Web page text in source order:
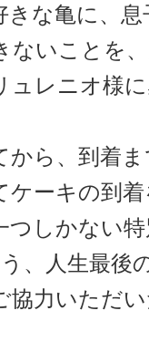
きな亀に、
ないことを
ュレニオ様
から、到着
ケーキの到
つしかない
、人生最後
協力いただ